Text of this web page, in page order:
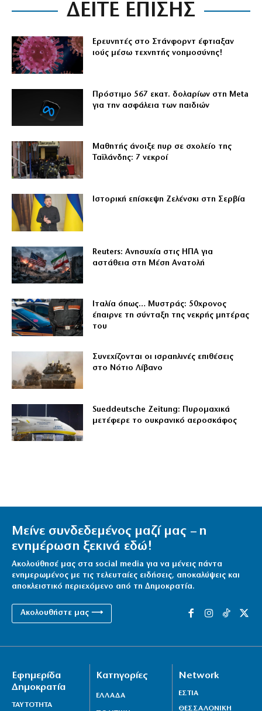
ΔΕΙΤΕ ΕΠΙΣΗΣ
Ερευνητές στο Στάνφορντ έφτιαξαν
ιούς μέσω τεχνητής νοημοσύνης!
Πρόστιμο 567 εκατ. δολαρίων στη Meta
για την ασφάλεια των παιδιών
Μαθητής άνοιξε πυρ σε σχολείο της
Ταϊλάνδης: 7 νεκροί
Ιστορική επίσκεψη Ζελένσκι στη Σερβία
Reuters: Ανησυχία στις ΗΠΑ για
αστάθεια στη Μέση Ανατολή
Ιταλία όπως… Μυστράς: 50χρονος
έπαιρνε τη σύνταξη της νεκρής μητέρας
του
Συνεχίζονται οι ισραηλινές επιθέσεις
στο Νότιο Λίβανο
Sueddeutsche Zeitung: Πυρομαχικά
μετέφερε το ουκρανικό αεροσκάφος
Μείνε συνδεδεμένος μαζί μας – η
ενημέρωση ξεκινά εδώ!
Ακολούθησέ μας στα social media για να μένεις πάντα
ενημερωμένος με τις τελευταίες ειδήσεις, αποκαλύψεις και
αποκλειστικό περιεχόμενο από τη Δημοκρατία.
Ακολουθήστε μας ⟶
Εφημερίδα
Δημοκρατία
ΤΑΥΤΟΤΗΤΑ
Κατηγορίες
ΕΛΛΑΔΑ
Network
ΕΣΤΙΑ
ΘΕΣΣΑΛΟΝΙΚΗ